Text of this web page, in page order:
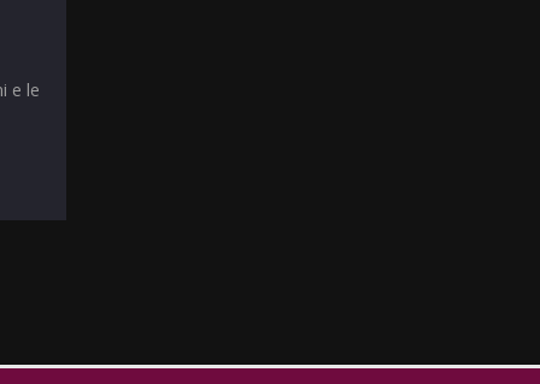
e le